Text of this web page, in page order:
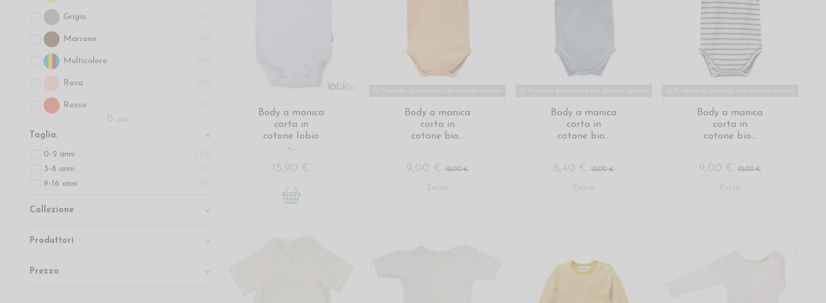
Body a manica
corta in
cotone Iobio
-...
15,90 €
Body a manica
corta in
cotone bio...
9,00 €12,00 €
Entra
Body a manica
corta in
cotone bio...
8,40 €12,00 €
Entra
Body a manica
corta in
cotone bio...
9,00 €12,00 €
Entra
Grigio
Marrone
Multicolore
Rosa
Rosso
Viola
Di più...
Taglia.
0-2 anni
3-8 anni
9-16 anni
Collezione
Produttori
Prezzo